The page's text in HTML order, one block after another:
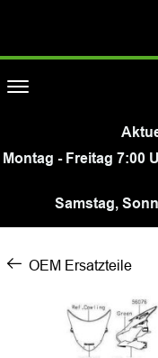
Montag - Freitag 7:00
Samstag,
OEM Ersatzteile